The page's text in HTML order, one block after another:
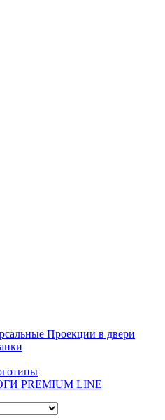
Проекции в двери
PREMIUM LINE